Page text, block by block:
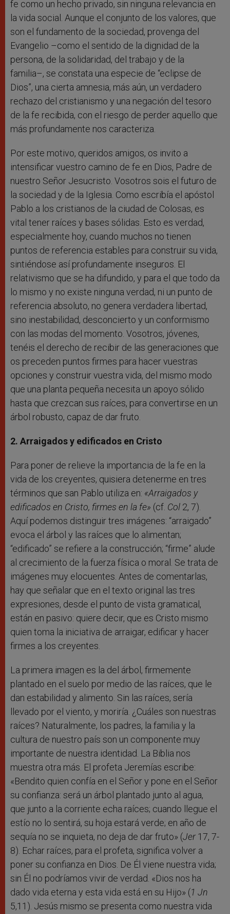
fe como un hecho privado, sin ninguna relevancia en
la vida social. Aunque el conjunto de los valores, que
son el fundamento de la sociedad, provenga del
Evangelio –como el sentido de la dignidad de la
persona, de la solidaridad, del trabajo y de la
familia–, se constata una especie de “eclipse de
Dios”, una cierta amnesia, más aún, un verdadero
rechazo del cristianismo y una negación del tesoro
de la fe recibida, con el riesgo de perder aquello que
más profundamente nos caracteriza.
Por este motivo, queridos amigos, os invito a
intensificar vuestro camino de fe en Dios, Padre de
nuestro Señor Jesucristo. Vosotros sois el futuro de
la sociedad y de la Iglesia. Como escribía el apóstol
Pablo a los cristianos de la ciudad de Colosas, es
vital tener raíces y bases sólidas. Esto es verdad,
especialmente hoy, cuando muchos no tienen
puntos de referencia estables para construir su vida,
sintiéndose así profundamente inseguros. El
relativismo que se ha difundido, y para el que todo da
lo mismo y no existe ninguna verdad, ni un punto de
referencia absoluto, no genera verdadera libertad,
sino inestabilidad, desconcierto y un conformismo
con las modas del momento. Vosotros, jóvenes,
tenéis el derecho de recibir de las generaciones que
os preceden puntos firmes para hacer vuestras
opciones y construir vuestra vida, del mismo modo
que una planta pequeña necesita un apoyo sólido
hasta que crezcan sus raíces, para convertirse en un
árbol robusto, capaz de dar fruto.
2. Arraigados y edificados en Cristo
Para poner de relieve la importancia de la fe en la
vida de los creyentes, quisiera detenerme en tres
términos que san Pablo utiliza en: «Arraigados y
edificados en Cristo, firmes en la fe» (cf. Col 2, 7).
Aquí podemos distinguir tres imágenes: “arraigado”
evoca el árbol y las raíces que lo alimentan;
“edificado” se refiere a la construcción; “firme” alude
al crecimiento de la fuerza física o moral. Se trata de
imágenes muy elocuentes. Antes de comentarlas,
hay que señalar que en el texto original las tres
expresiones, desde el punto de vista gramatical,
están en pasivo: quiere decir, que es Cristo mismo
quien toma la iniciativa de arraigar, edificar y hacer
firmes a los creyentes.
La primera imagen es la del árbol, firmemente
plantado en el suelo por medio de las raíces, que le
dan estabilidad y alimento. Sin las raíces, sería
llevado por el viento, y moriría. ¿Cuáles son nuestras
raíces? Naturalmente, los padres, la familia y la
cultura de nuestro país son un componente muy
importante de nuestra identidad. La Biblia nos
muestra otra más. El profeta Jeremías escribe:
«Bendito quien confía en el Señor y pone en el Señor
su confianza: será un árbol plantado junto al agua,
que junto a la corriente echa raíces; cuando llegue el
estío no lo sentirá, su hoja estará verde; en año de
sequía no se inquieta, no deja de dar fruto» (Jer17, 7-
8). Echar raíces, para el profeta, significa volver a
poner su confianza en Dios. De Él viene nuestra vida;
sin Él no podríamos vivir de verdad. «Dios nos ha
dado vida eterna y esta vida está en su Hijo» (1 Jn
5,11). Jesús mismo se presenta como nuestra vida